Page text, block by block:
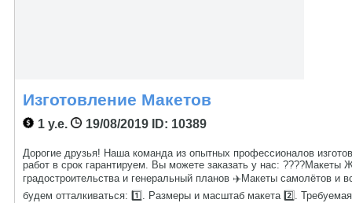
Изготовление Макетов
1 у.е. 19/08/2019ID: 10389
Дорогие друзья! Наша команда из опытных профессионалов
работ в срок гарантируем. Вы можете заказать у нас:
градостроительства и генеральный планов ✈️Макеты самолётов и
будем отталкиваться: 1️⃣. Размеры и масштаб макета 2️⃣.